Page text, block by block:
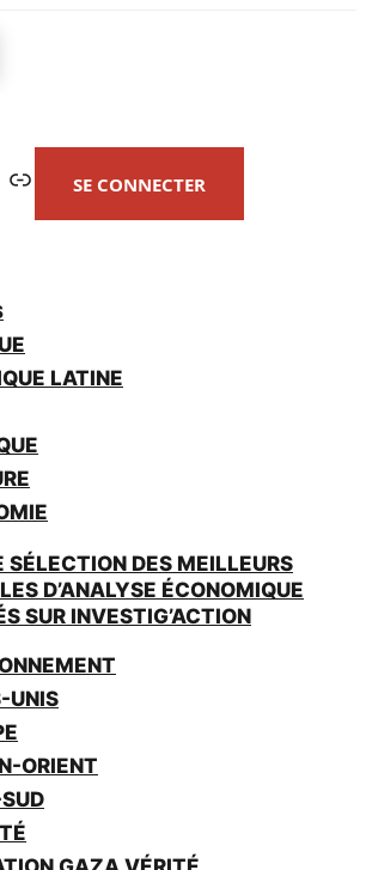
Lien SE CONNECTER
LATINE
SÉLECTION DES MEILLEURS
D’ANALYSE ÉCONOMIQUE
SUR INVESTIG’ACTION
UNIS
ORIENT